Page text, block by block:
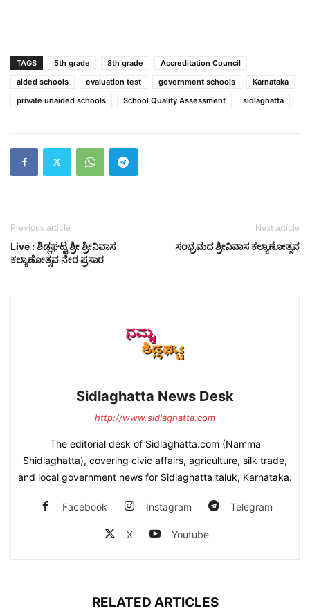
TAGS 5th grade 8th grade
Accreditation Council
aided schools
evaluation test government schools
Karnataka
private unaided schools
School Quality Assessment sidlaghatta
Previous article
Live : ಶಿಡ್ಲಘಟ್ಟ ಶ್ರೀ ಶ್ರೀನಿವಾಸ
ಕಲ್ಯಾಣೋತ್ಸವ ನೇರ ಪ್ರಸಾರ
Next article
ಸಂಭ್ರಮದ ಶ್ರೀನಿವಾಸ ಕಲ್ಯಾಣೋತ್ಸವ
Sidlaghatta News Desk
http://www.sidlaghatta.com
The editorial desk of Sidlaghatta.com (Namma
Shidlaghatta), covering civic affairs, agriculture, silk trade,
and local government news for Sidlaghatta taluk, Karnataka.
Facebook Instagram Telegram
X Youtube
RELATED ARTICLES